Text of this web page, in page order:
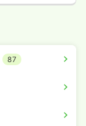
87